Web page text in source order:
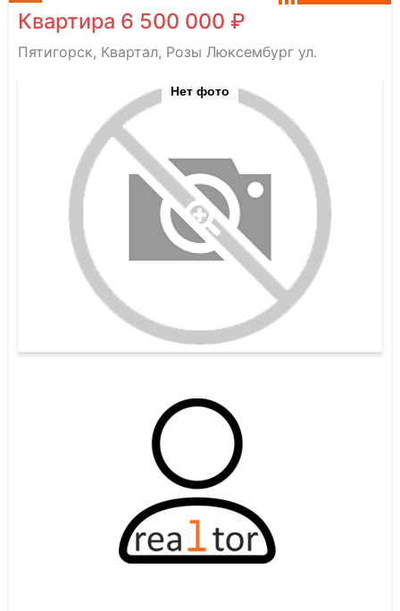
Квартира 6 500 000 ₽
Пятигорск, Квартал, Розы Люксембург ул.
Нет фото